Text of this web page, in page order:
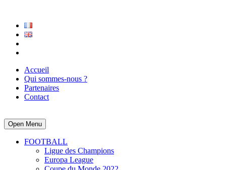
Accueil
Qui sommes-nous ?
Partenaires
Contact
Open Menu
FOOTBALL
Ligue des Champions
Europa League